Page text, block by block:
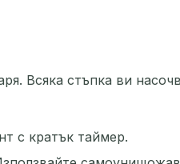
Всяка стъпка ви
с кратък таймер.